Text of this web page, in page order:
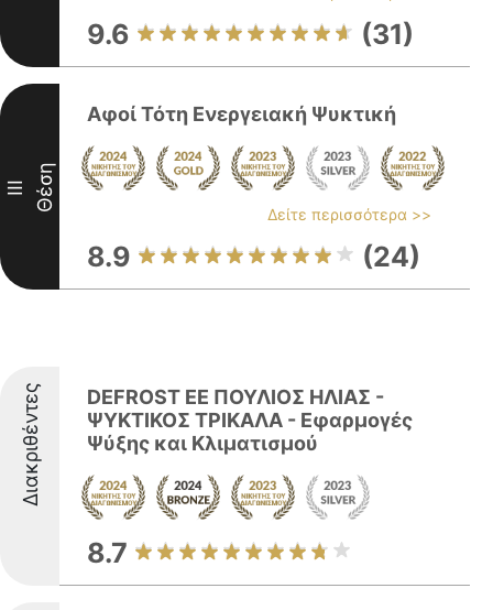
9.6 (31)
III Θέση
Αφοί Τότη Ενεργειακή Ψυκτική
Δείτε περισσότερα >>
8.9 (24)
Διακριθέντες
DEFROST EE ΠΟΥΛΙΟΣ ΗΛΙΑΣ -
ΨΥΚΤΙΚΟΣ ΤΡΙΚΑΛΑ - Εφαρμογές
Ψύξης και Κλιματισμού
8.7